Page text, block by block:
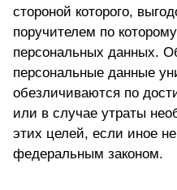
стороной которого,
поручителем по
персональных данных.
персональные данные
обезличиваются по
или в случае утраты
этих целей, если иное
федеральным законом.